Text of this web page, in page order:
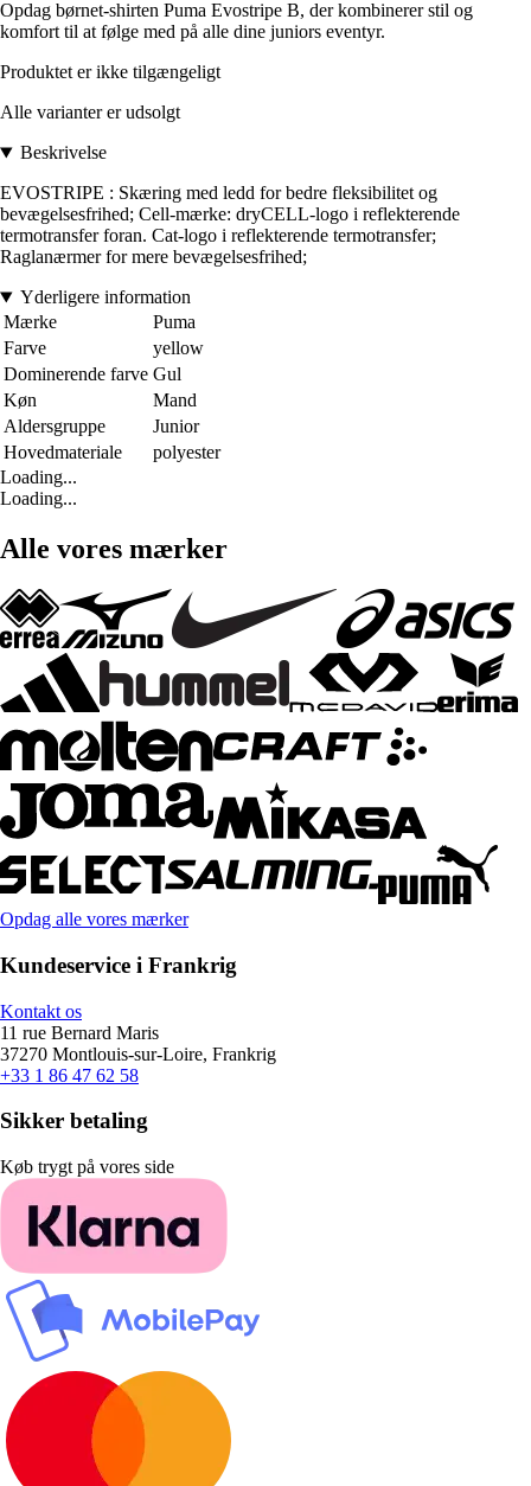
Opdag børnet-shirten Puma Evostripe B, der kombinerer stil og
komfort til at følge med på alle dine juniors eventyr.
Produktet er ikke tilgængeligt
Alle varianter er udsolgt
Beskrivelse
EVOSTRIPE : Skæring med ledd for bedre fleksibilitet og
bevægelsesfrihed; Cell-mærke: dryCELL-logo i reflekterende
termotransfer foran. Cat-logo i reflekterende termotransfer;
Raglanærmer for mere bevægelsesfrihed;
Yderligere information
Mærke
Puma
Farve
yellow
Dominerende farve Gul
Køn
Mand
Aldersgruppe
Junior
Hovedmateriale
polyester
Loading...
Loading...
Alle vores mærker
Opdag alle vores mærker
Kundeservice i Frankrig
Kontakt os
11 rue Bernard Maris
37270 Montlouis-sur-Loire, Frankrig
+33 1 86 47 62 58
Sikker betaling
Køb trygt på vores side